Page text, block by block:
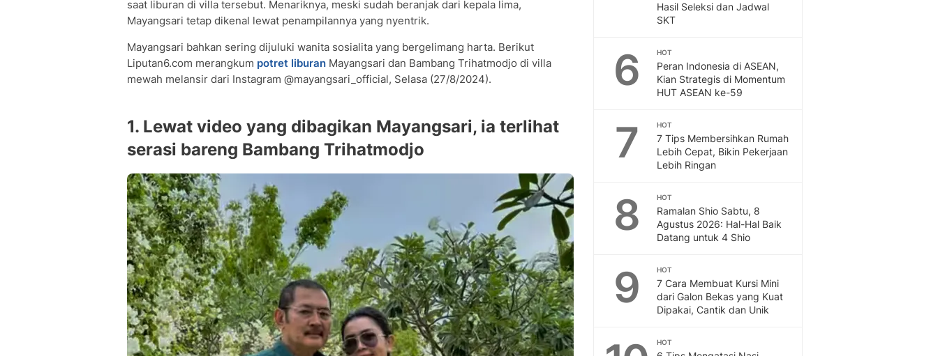
saat liburan di villa tersebut. Menariknya, meski sudah beranjak dari kepala lima,
Mayangsari tetap dikenal lewat penampilannya yang nyentrik.
Mayangsari bahkan sering dijuluki wanita sosialita yang bergelimang harta. Berikut
Liputan6.com merangkum potret liburan Mayangsari dan Bambang Trihatmodjo di villa
mewah melansir dari Instagram @mayangsari_official, Selasa (27/8/2024).
1. Lewat video yang dibagikan Mayangsari, ia terlihat
serasi bareng Bambang Trihatmodjo
Hasil Seleksi dan Jadwal
SKT
6 HOT
Peran Indonesia di ASEAN,
Kian Strategis di Momentum
HUT ASEAN ke-59
7 HOT
7 Tips Membersihkan Rumah
Lebih Cepat, Bikin Pekerjaan
Lebih Ringan
8 HOT
Ramalan Shio Sabtu, 8
Agustus 2026: Hal-Hal Baik
Datang untuk 4 Shio
9 HOT
7 Cara Membuat Kursi Mini
dari Galon Bekas yang Kuat
Dipakai, Cantik dan Unik
HOT